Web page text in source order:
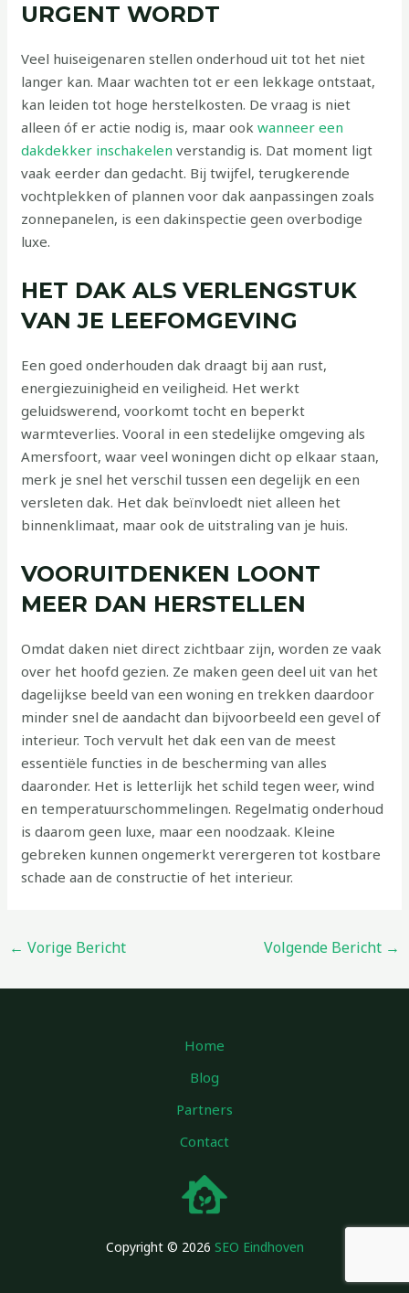
URGENT WORDT
Veel huiseigenaren stellen onderhoud uit tot het niet
langer kan. Maar wachten tot er een lekkage ontstaat,
kan leiden tot hoge herstelkosten. De vraag is niet
alleen óf er actie nodig is, maar ookwanneer een
dakdekker inschakelen verstandig is. Dat moment ligt
vaak eerder dan gedacht. Bij twijfel, terugkerende
vochtplekken of plannen voor dak aanpassingen zoals
zonnepanelen, is een dakinspectie geen overbodige
luxe.
HET DAK ALS VERLENGSTUK
VAN JE LEEFOMGEVING
Een goed onderhouden dak draagt bij aan rust,
energiezuinigheid en veiligheid. Het werkt
geluidswerend, voorkomt tocht en beperkt
warmteverlies. Vooral in een stedelijke omgeving als
Amersfoort, waar veel woningen dicht op elkaar staan,
merk je snel het verschil tussen een degelijk en een
versleten dak. Het dak beïnvloedt niet alleen het
binnenklimaat, maar ook de uitstraling van je huis.
VOORUITDENKEN LOONT
MEER DAN HERSTELLEN
Omdat daken niet direct zichtbaar zijn, worden ze vaak
over het hoofd gezien. Ze maken geen deel uit van het
dagelijkse beeld van een woning en trekken daardoor
minder snel de aandacht dan bijvoorbeeld een gevel of
interieur. Toch vervult het dak een van de meest
essentiële functies in de bescherming van alles
daaronder. Het is letterlijk het schild tegen weer, wind
en temperatuurschommelingen. Regelmatig onderhoud
is daarom geen luxe, maar een noodzaak. Kleine
gebreken kunnen ongemerkt verergeren tot kostbare
schade aan de constructie of het interieur.
← Vorige Bericht Volgende Bericht →
Home
Blog
Partners
Contact
Copyright © 2026 SEO Eindhoven